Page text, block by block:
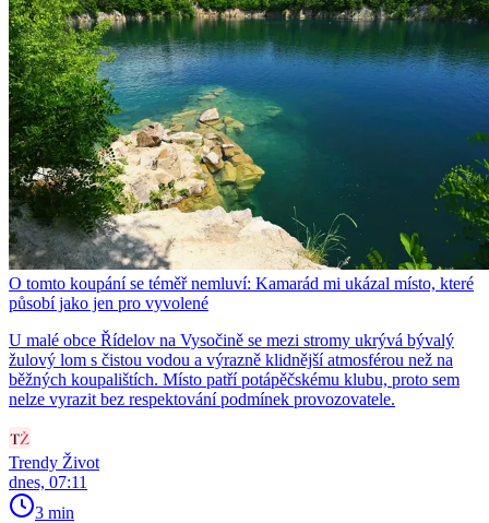
O tomto koupání se téměř nemluví: Kamarád mi ukázal místo, které
působí jako jen pro vyvolené
U malé obce Řídelov na Vysočině se mezi stromy ukrývá bývalý
žulový lom s čistou vodou a výrazně klidnější atmosférou než na
běžných koupalištích. Místo patří potápěčskému klubu, proto sem
nelze vyrazit bez respektování podmínek provozovatele.
Trendy Život
dnes, 07:11
3 min